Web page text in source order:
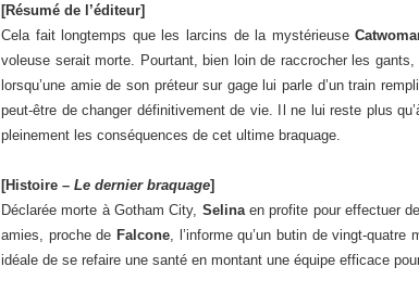
[Résumé de l’éditeur]
Cela fait longtemps que les larcins de la mystérieuse
voleuse serait morte. Pourtant, bien loin de raccrocher les
lorsqu’une amie de son préteur sur gage lui parle d’un train
peut-être de changer définitivement de vie. Il ne lui reste plus
pleinement les conséquences de cet ultime braquage.
[Histoire – Le dernier braquage]
Déclarée morte à Gotham City, Selinaen profite pour effectuer
amies, proche de Falcone, l’informe qu’un butin de vingt-
idéale de se refaire une santé en montant une équipe efficace